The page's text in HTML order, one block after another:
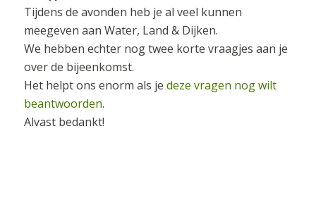
Tijdens de avonden heb je al veel kunnen
meegeven aan Water, Land & Dijken.
We hebben echter nog twee korte vraagjes aan je
over de bijeenkomst.
Het helpt ons enorm als je deze vragen nog wilt
beantwoorden.
Alvast bedankt!